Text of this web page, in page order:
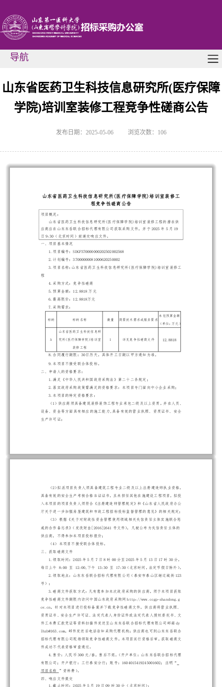
导航
山东省医药卫生科技信息研究所(医疗保障
学院)培训室装修工程竞争性磋商公告
发布日期：2025-05-06 浏览次数： 106